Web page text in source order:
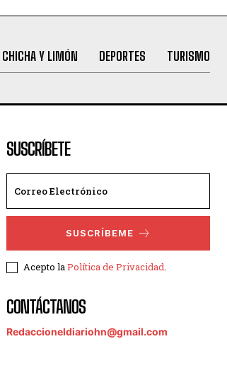
CHICHA Y LIMÓN DEPORTES TURISMO
SUSCRÍBETE
SUSCRÍBEME
Acepto laPolítica de Privacidad.
CONTÁCTANOS
Redaccioneldiariohn@gmail.com